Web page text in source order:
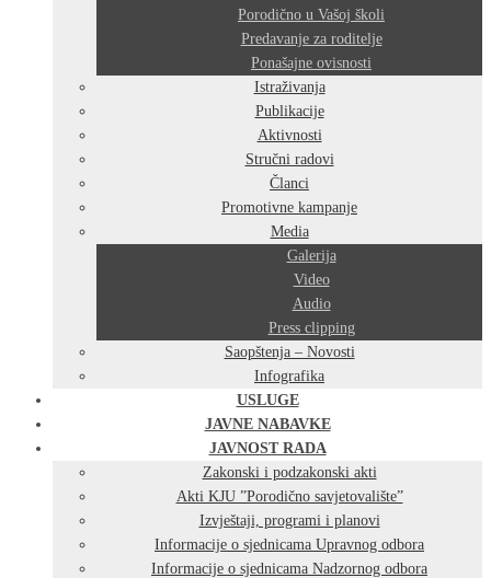
Porodično u Vašoj školi
Predavanje za roditelje
Ponašajne ovisnosti
Istraživanja
Publikacije
Aktivnosti
Stručni radovi
Članci
Promotivne kampanje
Media
Galerija
Video
Audio
Press clipping
Saopštenja – Novosti
Infografika
USLUGE
JAVNE NABAVKE
JAVNOST RADA
Zakonski i podzakonski akti
Akti KJU ”Porodično savjetovalište”
Izvještaji, programi i planovi
Informacije o sjednicama Upravnog odbora
Informacije o sjednicama Nadzornog odbora